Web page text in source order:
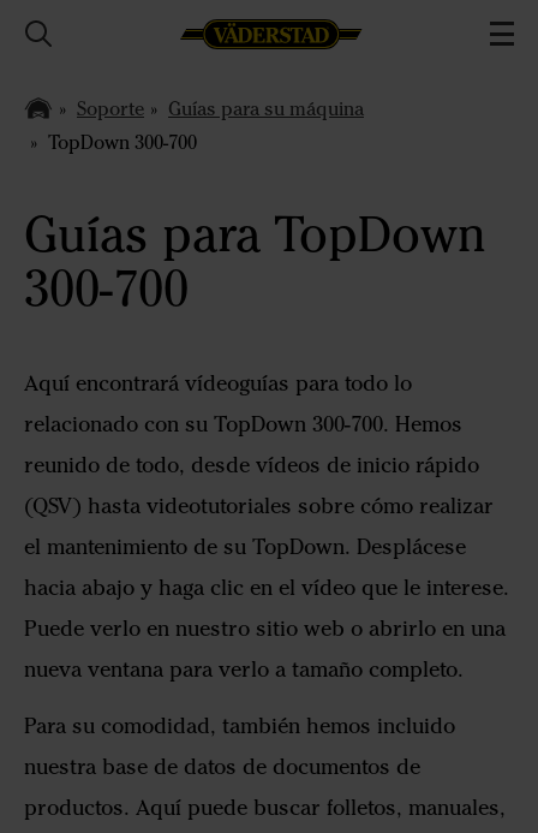
Soporte
Guías para su máquina
TopDown 300-700
Guías para TopDown
300-700
Aquí encontrará vídeoguías para todo lo
relacionado con su TopDown 300-700. Hemos
reunido de todo, desde vídeos de inicio rápido
(QSV) hasta videotutoriales sobre cómo realizar
el mantenimiento de su TopDown. Desplácese
hacia abajo y haga clic en el vídeo que le interese.
Puede verlo en nuestro sitio web o abrirlo en una
nueva ventana para verlo a tamaño completo.
Para su comodidad, también hemos incluido
nuestra base de datos de documentos de
productos. Aquí puede buscar folletos, manuales,